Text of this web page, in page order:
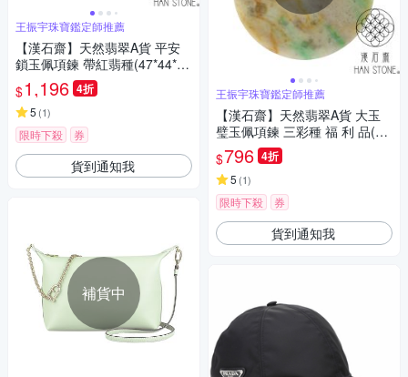
王振宇珠寶鑑定師推薦
【漢石齋】天然翡翠A貨 平安
鎖玉佩項鍊 帶紅翡種(47*44*5
mm)
$1,196 4折
5 (1)
限時下殺 券
貨到通知我
補貨中
王振宇珠寶鑑定師推薦
【漢石齋】天然翡翠A貨 大玉
璧玉佩項鍊 三彩種 福 利 品(50
*50*7mm)
$796 4折
5 (1)
限時下殺 券
貨到通知我